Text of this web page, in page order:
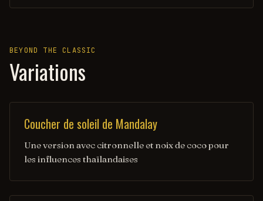
BEYOND THE CLASSIC
Variations
Coucher de soleil de Mandalay
Une version avec citronnelle et noix de coco pour
les influences thaïlandaises